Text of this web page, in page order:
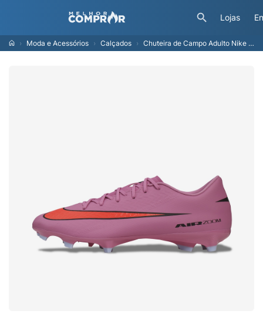
Lojas
Moda e Acessórios Calçados Chuteira de Campo Adulto Nike Mercurial Zoom Vapor 16 Academy